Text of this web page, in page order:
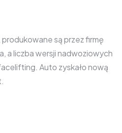
są przez firmę
a liczba wersji nadwoziowych
Auto zyskało nową